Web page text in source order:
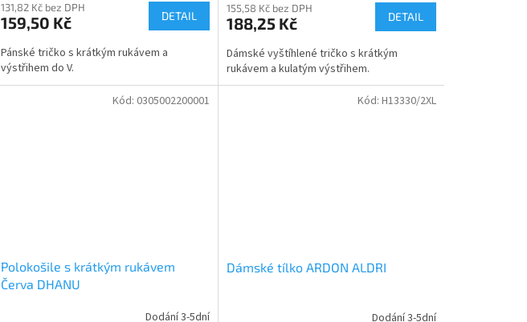
131,82 Kč bez DPH
159,50 Kč DETAIL
Pánské tričko s krátkým rukávem a
výstřihem do V.
155,58 Kč bez DPH
188,25 Kč DETAIL
Dámské vyštíhlené tričko s krátkým
rukávem a kulatým výstřihem.
Polokošile s krátkým rukávem
Červa DHANU
Dodání 3-5dní
Kód: 0305002200001
Dámské tílko ARDON ALDRI
Dodání 3-5dní
Kód: H13330/2XL